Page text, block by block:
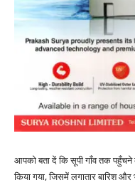
आपको बता दें कि सूपी गाँव तक
किया गया, जिसमें लगातार बारिश